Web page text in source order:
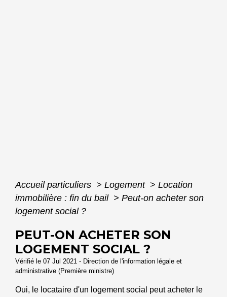
Accueil particuliers > Logement > Location
immobilière : fin du bail > Peut-on acheter son
logement social ?
PEUT-ON ACHETER SON
LOGEMENT SOCIAL ?
Vérifié le 07 Jul 2021 - Direction de l'information légale et
administrative (Première ministre)
Oui, le locataire d'un logement social peut acheter le